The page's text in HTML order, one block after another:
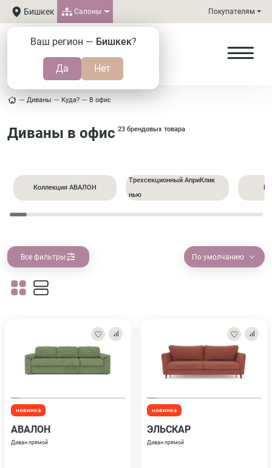
Бишкек
Ваш регион — Бишкек?
Салоны Покупателям
Диваны Куда? В офис
Диваны в офис 23 брендовых товара
Коллекция АВАЛОН
Трехсекционный АприКлик
нью
Все фильтры По умолчанию
новинка
АВАЛОН
Диван прямой
новинка
ЭЛЬСКАР
Диван прямой